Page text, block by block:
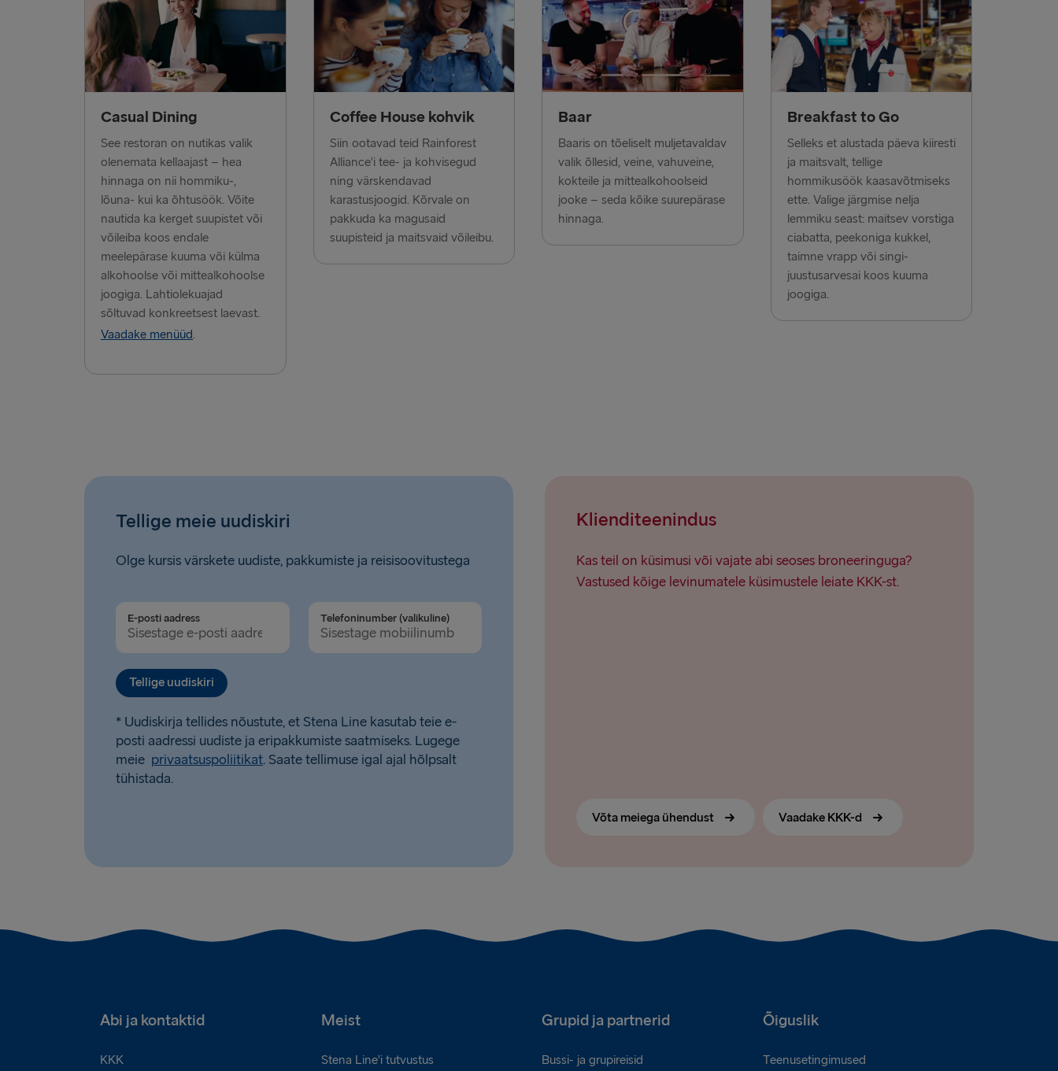
Cairnryan → Belfast
Harwich → Hook of Holland
Fishguard → Rosslare
Kiel → Gothenburg
Gothenburg → Frederikshavn
Karlskrona → Gdynia
Casual Dining
See restoran on nutikas valik
olenemata kellaajast – hea
hinnaga on nii hommiku-,
lõuna- kui ka õhtusöök. Võite
nautida ka kerget suupistet või
võileiba koos endale
meelepärase kuuma või külma
alkohoolse või mittealkohoolse
joogiga. Lahtiolekuajad
sõltuvad konkreetsest laevast.
Vaadake menüüd.
Coffee House kohvik
Siin ootavad teid Rainforest
Alliance’i tee- ja kohvisegud
ning värskendavad
karastusjoogid. Kõrvale on
pakkuda ka magusaid
suupisteid ja maitsvaid võileibu.
Baar
Baaris on tõeliselt muljetavaldav
valik õllesid, veine, vahuveine,
kokteile ja mittealkohoolseid
jooke – seda kõike suurepärase
hinnaga.
Breakfast to Go
Selleks et alustada päeva kiiresti
ja maitsvalt, tellige
hommikusöök kaasavõtmiseks
ette. Valige järgmise nelja
lemmiku seast: maitsev vorstiga
ciabatta, peekoniga kukkel,
taimne vrapp või singi-
juustusarvesai koos kuuma
joogiga.
Tellige meie uudiskiri
Olge kursis värskete uudiste, pakkumiste ja reisisoovitustega
E-posti aadress Telefoninumber (valikuline)
Tellige uudiskiri
* Uudiskirja tellides nõustute, et Stena Line kasutab teie e-
posti aadressi uudiste ja eripakkumiste saatmiseks. Lugege
meie privaatsuspoliitikat. Saate tellimuse igal ajal hõlpsalt
tühistada.
Klienditeenindus
Kas teil on küsimusi või vajate abi seoses broneeringuga?
Vastused kõige levinumatele küsimustele leiate KKK-st.
Võta meiega ühendust Vaadake KKK-d
Abi ja kontaktid Meist Grupid ja partnerid Õiguslik
KKK Stena Line’i tutvustus Bussi- ja grupireisid Teenusetingimused